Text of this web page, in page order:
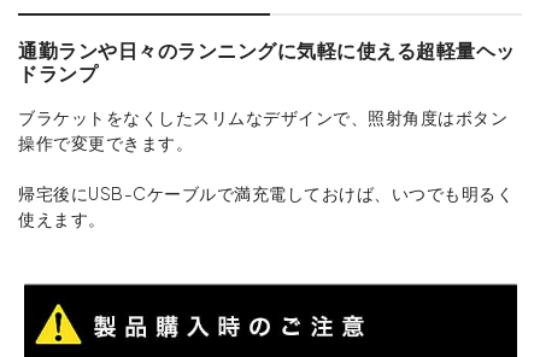
通勤ランや日々のランニングに気軽に使える超軽量ヘッ
ドランプ
ブラケットをなくしたスリムなデザインで、照射角度はボタン
操作で変更できます。
帰宅後にUSB-Cケーブルで満充電しておけば、いつでも明るく
使えます。